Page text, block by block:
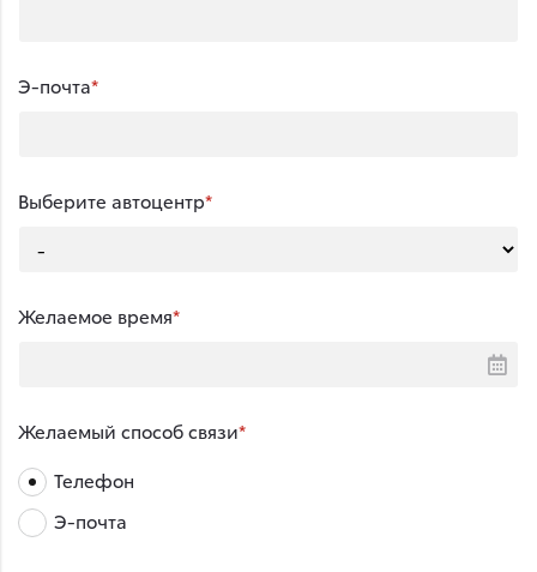
Э-почта
Выберите автоцентр
Желаемое время
Желаемый способ связи
Телефон
Э-почта